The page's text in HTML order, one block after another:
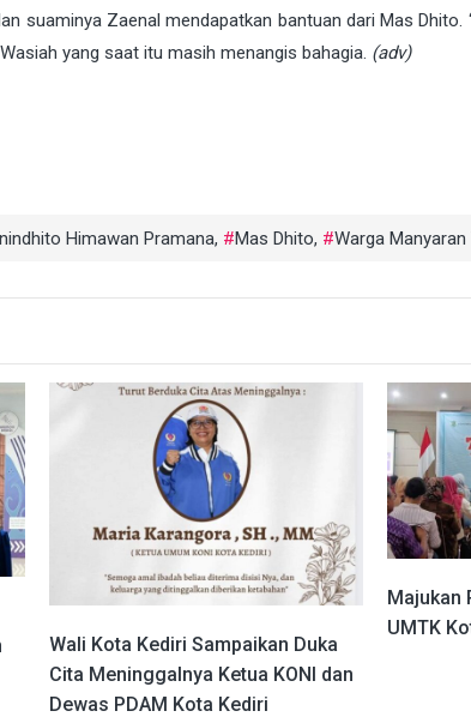
suaminya Zaenal mendapatkan bantuan dari Mas Dhito.
yang saat itu masih menangis bahagia. (adv)
Himawan Pramana, Mas Dhito, Warga
Wali Kota Kediri Sampaikan Duka
Cita Meninggalnya Ketua KONI dan
Dewas PDAM Kota Kediri
Majukan
UMTK